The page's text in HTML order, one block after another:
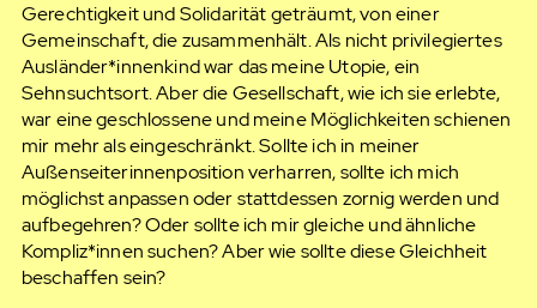
Gerechtigkeit und Solidarität geträumt, von einer
Gemeinschaft, die zusammenhält. Als nicht privilegiertes
Ausländer*innenkind war das meine Utopie, ein
Sehnsuchtsort. Aber die Gesellschaft, wie ich sie erlebte,
war eine geschlossene und meine Möglichkeiten schienen
mir mehr als eingeschränkt. Sollte ich in meiner
Außenseiterinnenposition verharren, sollte ich mich
möglichst anpassen oder stattdessen zornig werden und
aufbegehren? Oder sollte ich mir gleiche und ähnliche
Kompliz*innen suchen? Aber wie sollte diese Gleichheit
beschaffen sein?